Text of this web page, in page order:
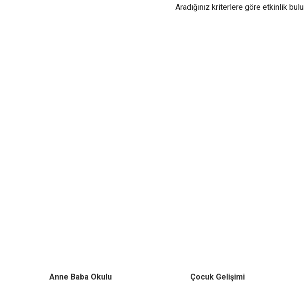
Aradığınız kriterlere göre etkinlik
Anne Baba Okulu Çocuk Gelişimi